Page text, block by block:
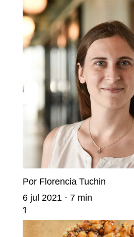
Por Florencia Tuchin
6 jul 2021 · 7 min
1